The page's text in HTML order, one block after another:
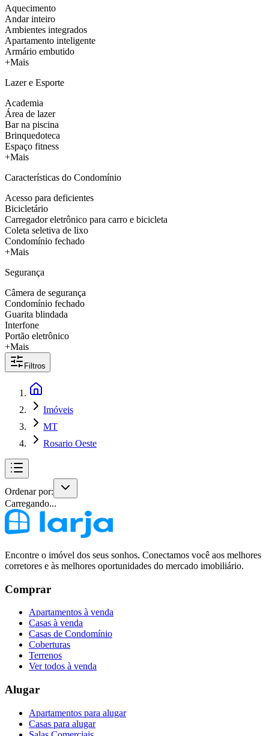
Aquecimento
Andar inteiro
Ambientes integrados
Apartamento inteligente
Armário embutido
+Mais
Lazer e Esporte
Academia
Área de lazer
Bar na piscina
Brinquedoteca
Espaço fitness
+Mais
Características do Condomínio
Acesso para deficientes
Bicicletário
Carregador eletrônico para carro e bicicleta
Coleta seletiva de lixo
Condomínio fechado
+Mais
Segurança
Câmera de segurança
Condomínio fechado
Guarita blindada
Interfone
Portão eletrônico
+Mais
Filtros
Imóveis
MT
Rosario Oeste
Ordenar por:
Carregando...
Encontre o imóvel dos seus sonhos. Conectamos você aos melhores
corretores e às melhores oportunidades do mercado imobiliário.
Comprar
Apartamentos à venda
Casas à venda
Casas de Condomínio
Coberturas
Terrenos
Ver todos à venda
Alugar
Apartamentos para alugar
Casas para alugar